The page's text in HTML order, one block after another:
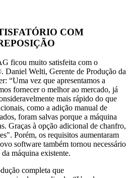
COM
ficou muito satisfeita com o
Daniel Welti, Gerente de Produção da
“Uma vez que apresentamos a
fornecer o melhor ao mercado, já
mais rápido do que
como a adição manual de
foram salvas porque a máquina
Graças à opção adicional de chanfro,
Porém, os requisitos aumentaram
software também tornou necessário
máquina existente.
completa que